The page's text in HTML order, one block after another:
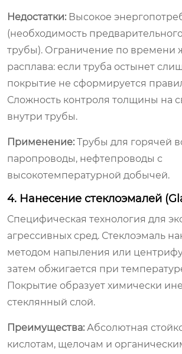
Недостатки: Высокое
(необходимость
трубы). Ограничение по времени
расплава: если труба остынет
покрытие не сформируется
Сложность контроля толщины на
внутри трубы.
Применение: Трубы для горячей
паропроводы, нефтепроводы с
высокотемпературной добычей.
4. Нанесение стеклоэмалей
Специфическая технология для
агрессивных сред. Стеклоэмаль
методом напыления или
затем обжигается при
Покрытие образует химически
стеклянный слой.
Преимущества: Абсолютная
кислотам, щелочам и